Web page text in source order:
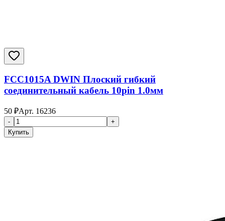
FCC1015A DWIN Плоский гибкий
соединительный кабель 10pin 1.0мм
50 ₽Арт. 16236
-
+
Купить